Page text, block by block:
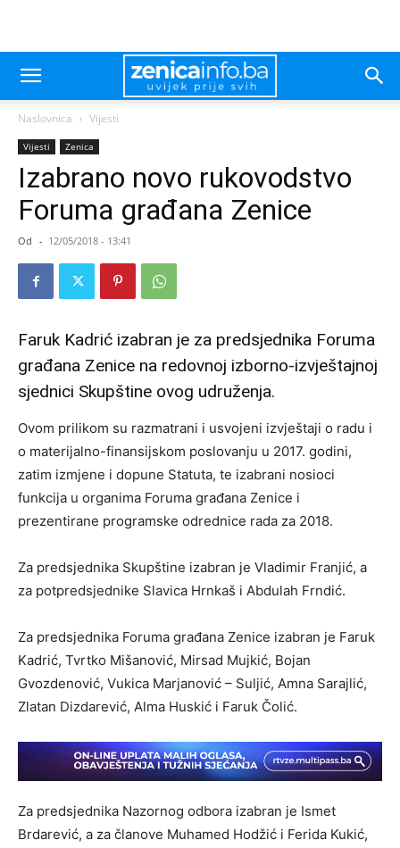
Naslovnica Vijesti
Vijesti Zenica
Izabrano novo rukovodstvo
Foruma građana Zenice
Od - 12/05/2018 - 13:41
Faruk Kadrić izabran je za predsjednika Foruma
građana Zenice na redovnoj izborno-izvještajnoj
sjednici Skupštine ovog udruženja.
Ovom prilikom su razmatrani i usvojeni izvještaji o radu i
o materijalno-finansijskom poslovanju u 2017. godini,
zatim izmjene i dopune Statuta, te izabrani nosioci
funkcija u organima Foruma građana Zenice i
prezentirane programske odrednice rada za 2018.
Za predsjednika Skupštine izabran je Vladimir Franjić, a
za potpredsjednike Slavica Hrnkaš i Abdulah Frndić.
Za predsjednika Foruma građana Zenice izabran je Faruk
Kadrić, Tvrtko Mišanović, Mirsad Mujkić, Bojan
Gvozdenović, Vukica Marjanović – Suljić, Amna Sarajlić,
Zlatan Dizdarević, Alma Huskić i Faruk Čolić.
Za predsjednika Nazornog odbora izabran je Ismet
Brdarević, a za članove Muhamed Hodžić i Ferida Kukić,